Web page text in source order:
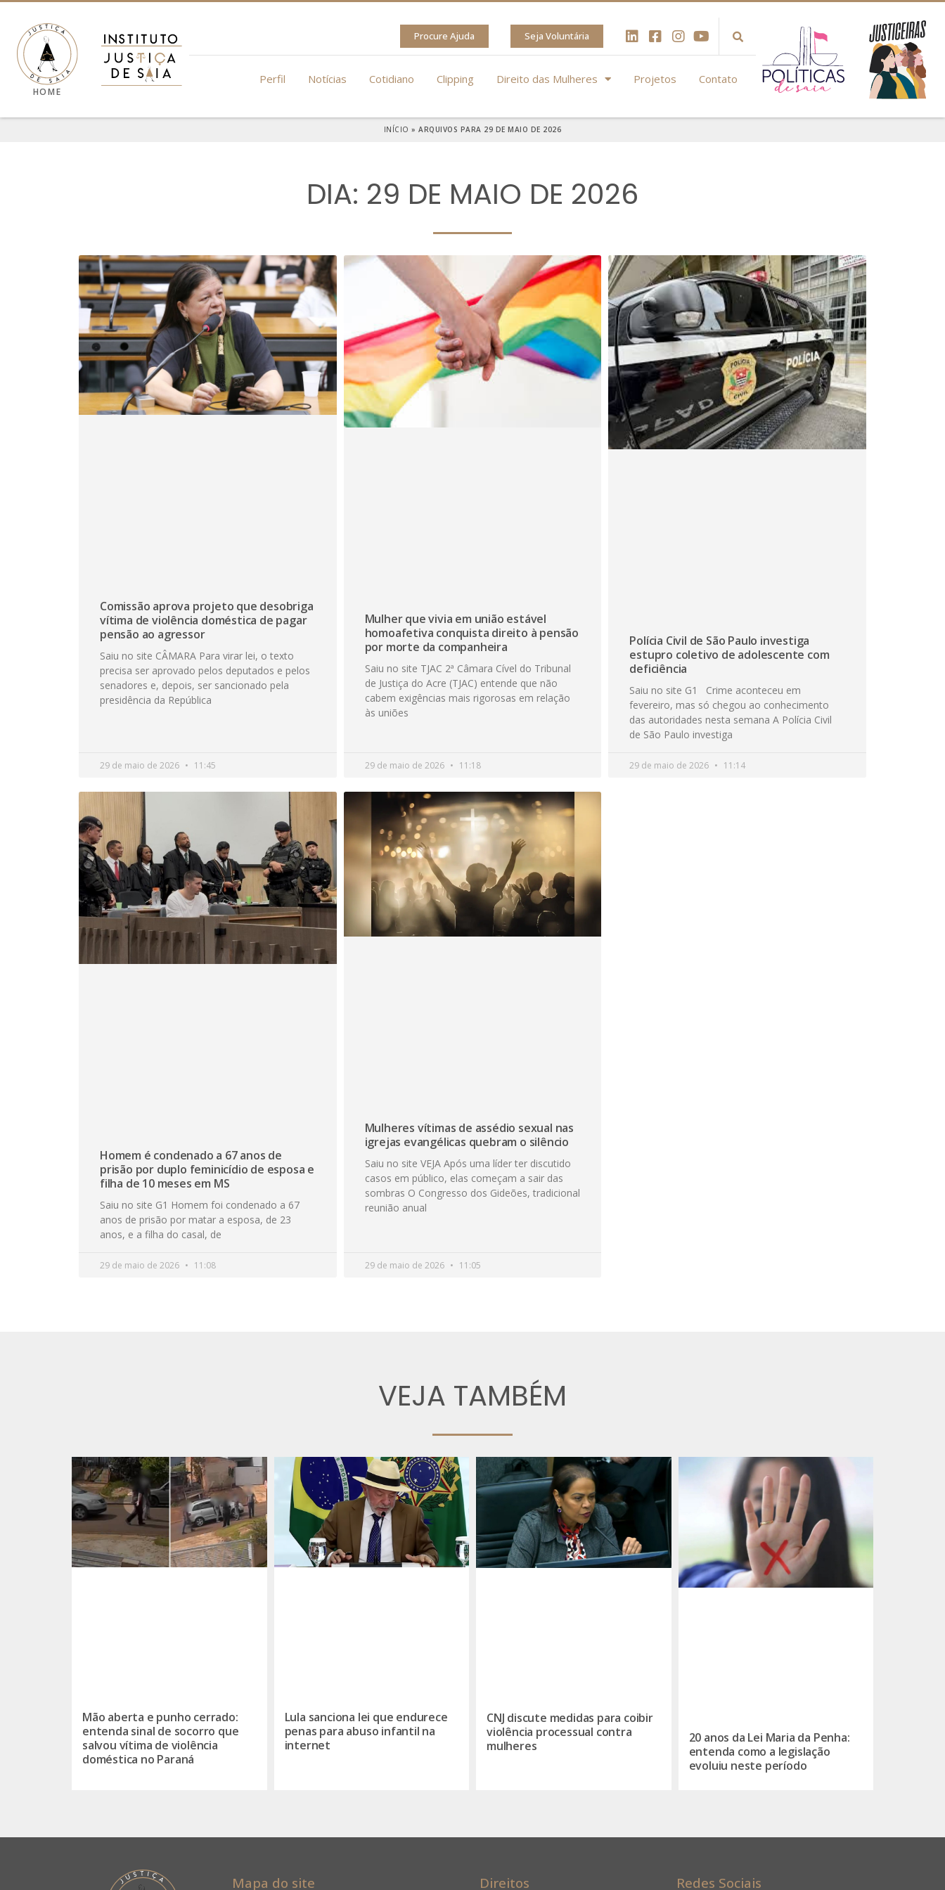
HOME
Procure Ajuda Seja Voluntária
Perfil Notícias Cotidiano Clipping Direito das Mulheres Projetos Contato
INÍCIO »ARQUIVOS PARA 29 DE MAIO DE 2026
DIA: 29 DE MAIO DE 2026
Comissão aprova projeto que desobriga
vítima de violência doméstica de pagar
pensão ao agressor
Saiu no site CÂMARA Para virar lei, o texto
precisa ser aprovado pelos deputados e pelos
senadores e, depois, ser sancionado pela
presidência da República
29 de maio de 2026 11:45
Mulher que vivia em união estável
homoafetiva conquista direito à pensão
por morte da companheira
Saiu no site TJAC 2ª Câmara Cível do Tribunal
de Justiça do Acre (TJAC) entende que não
cabem exigências mais rigorosas em relação
às uniões
29 de maio de 2026 11:18
Polícia Civil de São Paulo investiga
estupro coletivo de adolescente com
deficiência
Saiu no site G1 Crime aconteceu em
fevereiro, mas só chegou ao conhecimento
das autoridades nesta semana A Polícia Civil
de São Paulo investiga
29 de maio de 2026 11:14
Homem é condenado a 67 anos de
prisão por duplo feminicídio de esposa e
filha de 10 meses em MS
Saiu no site G1 Homem foi condenado a 67
anos de prisão por matar a esposa, de 23
anos, e a filha do casal, de
29 de maio de 2026 11:08
Mulheres vítimas de assédio sexual nas
igrejas evangélicas quebram o silêncio
Saiu no site VEJA Após uma líder ter discutido
casos em público, elas começam a sair das
sombras O Congresso dos Gideões, tradicional
reunião anual
29 de maio de 2026 11:05
VEJA TAMBÉM
Mão aberta e punho cerrado:
entenda sinal de socorro que
salvou vítima de violência
doméstica no Paraná
Lula sanciona lei que endurece
penas para abuso infantil na
internet
CNJ discute medidas para coibir
violência processual contra
mulheres
20 anos da Lei Maria da Penha:
entenda como a legislação
evoluiu neste período
Mapa do site Direitos Redes Sociais